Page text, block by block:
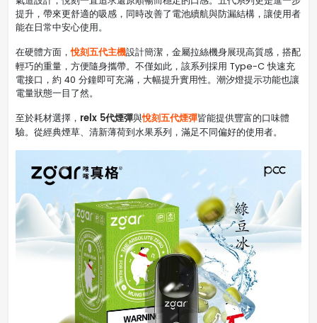
提升，帶來更舒適的吸感，同時改善了電池續航與防漏結構，讓使用者
能在日常中安心使用。
在硬體方面，悅刻五代主機設計簡潔，金屬拉絲機身展現高質感，搭配
輕巧的重量，方便隨身攜帶。不僅如此，該系列採用 Type-C 快速充
電接口，約 40 分鐘即可充滿，大幅提升實用性。潮汐燈提示功能也讓
電量狀態一目了然。
至於耗材選擇， relx 5代煙彈與悅刻五代煙彈皆能提供豐富的口味體
驗。從經典煙草、清新薄荷到水果系列，滿足不同偏好的使用者。